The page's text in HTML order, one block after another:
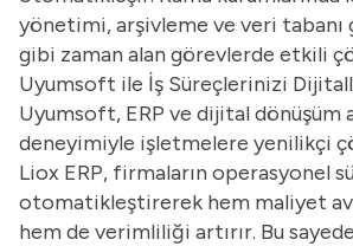
yönetimi, arşivleme ve veri tabanı
gibi zaman alan görevlerde etkili
Uyumsoft ile İş Süreçlerinizi
Uyumsoft, ERP ve dijital dönüşüm
deneyimiyle işletmelere yenilikçi
Liox ERP, firmaların operasyonel
otomatikleştirerek hem maliyet
hem de verimliliği artırır. Bu